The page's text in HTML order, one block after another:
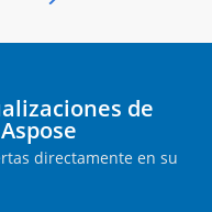
de
directamente en su